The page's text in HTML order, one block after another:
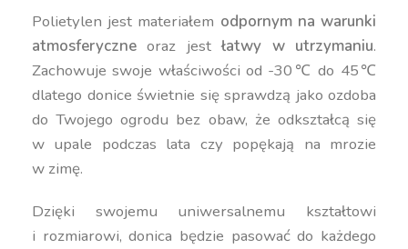
Polietylen jest materiałem odpornym na warunki
atmosferyczne oraz jestłatwy w utrzymaniu.
Zachowuje swoje właściwości od -30℃ do 45℃
dlatego donice świetnie się sprawdzą jako ozdoba
do Twojego ogrodu bez obaw, że odkształcą się
w upale podczas lata czy popękają na mrozie
w zimę.
Dzięki swojemu uniwersalnemu kształtowi
i rozmiarowi, donica będzie pasować do każdego